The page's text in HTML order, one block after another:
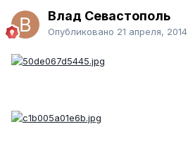
Влад Севастополь
Опубликовано 21 апреля, 2014